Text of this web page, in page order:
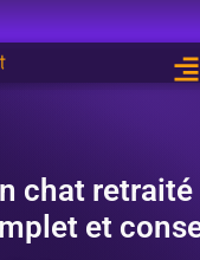
chat retraité
et